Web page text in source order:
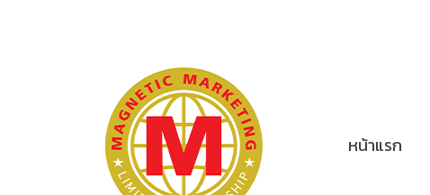
หน้าแรก